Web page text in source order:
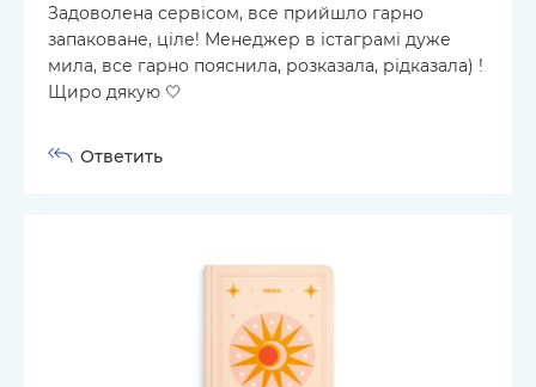
Задоволена сервісом, все прийшло гарно
запаковане, ціле! Менеджер в істаграмі дуже
мила, все гарно пояснила, розказала, рідказала) !
Щиро дякую 🤍
Ответить